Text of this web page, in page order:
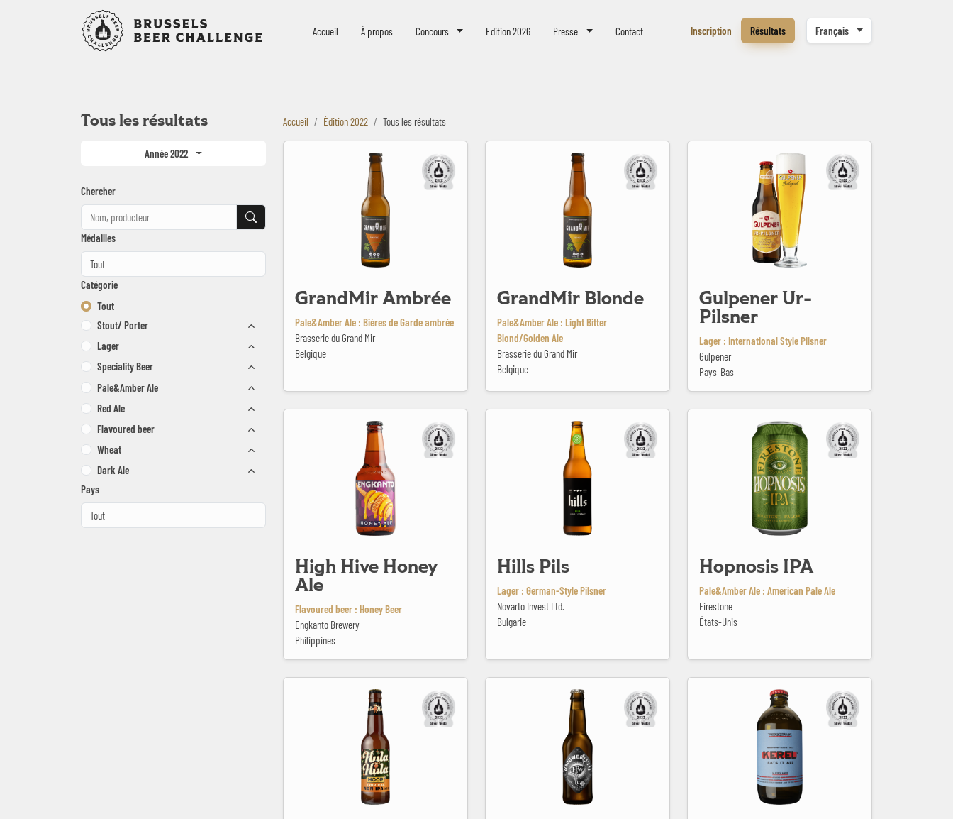
Accueil À propos Concours Edition 2026 Presse Contact Inscription Résultats Français
Tous les résultats
Année 2022
Chercher
Chercher
Médailles
Catégorie
Tout
Stout/ Porter
Lager
Speciality Beer
Pale&Amber Ale
Red Ale
Flavoured beer
Wheat
Dark Ale
Pays
Accueil Édition 2022 Tous les résultats
GrandMir Ambrée
Pale&Amber Ale : Bières de Garde ambrée
Brasserie du Grand Mir
Belgique
GrandMir Blonde
Pale&Amber Ale : Light Bitter
Blond/Golden Ale
Brasserie du Grand Mir
Belgique
Gulpener Ur-
Pilsner
Lager : International Style Pilsner
Gulpener
Pays-Bas
High Hive Honey
Ale
Flavoured beer : Honey Beer
Engkanto Brewery
Philippines
Hills Pils
Lager : German-Style Pilsner
Novarto Invest Ltd.
Bulgarie
Hopnosis IPA
Pale&Amber Ale : American Pale Ale
Firestone
États-Unis